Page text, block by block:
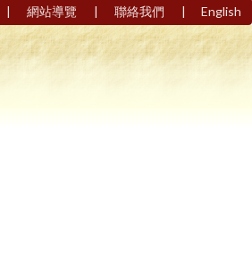
| 網站導覽 | 聯絡我們 | English